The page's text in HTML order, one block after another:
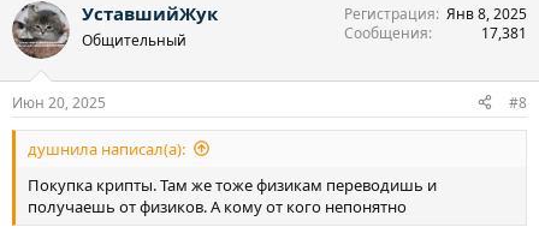
к
ц
и
УставшийЖук
Общительный
Регистрация Янв 8, 2025
Сообщения
17,381
Июн 20, 2025 #8
душнила написал(а):
Покупка крипты. Там же тоже физикам переводишь и
получаешь от физиков. А кому от кого непонятно